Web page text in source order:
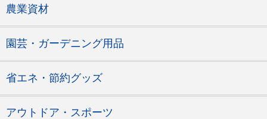
農業資材
園芸・ガーデニング用品
省エネ・節約グッズ
アウトドア・スポーツ